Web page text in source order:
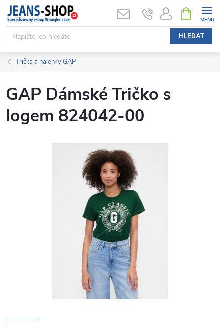
Přejít
obsah
HLEDAT
NÁKUPNÍ
KOŠÍK
Trička a halenky GAP
GAP Dámské Tričko s
logem 824042-00